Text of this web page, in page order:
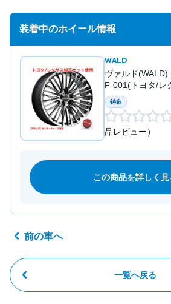
装着中のホイール情報
WALD
ヴァルド
F-001(トヨタ/レ
鋳造
品レビュー）
この商品を詳しく見
前の車へ
一覧へ戻る